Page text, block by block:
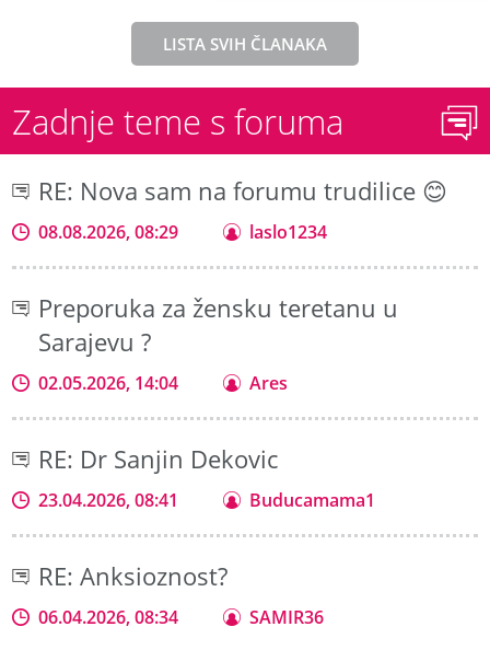
LISTA SVIH ČLANAKA
Zadnje teme s foruma
RE: Nova sam na forumu trudilice 😊
08.08.2026, 08:29 laslo1234
Preporuka za žensku teretanu u
Sarajevu ?
02.05.2026, 14:04 Ares
RE: Dr Sanjin Dekovic
23.04.2026, 08:41 Buducamama1
RE: Anksioznost?
06.04.2026, 08:34 SAMIR36